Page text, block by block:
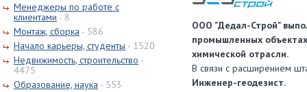
Менеджеры по работе с
клиентами - 8
Монтаж, сборка - 586
Начало карьеры, студенты - 1520
Недвижимость, строительство -
4475
Образование, наука - 553
ООО "Дедал-Строй"
промышленных
химической отрасли.
В связи с расширением
Инженер-геодезист.